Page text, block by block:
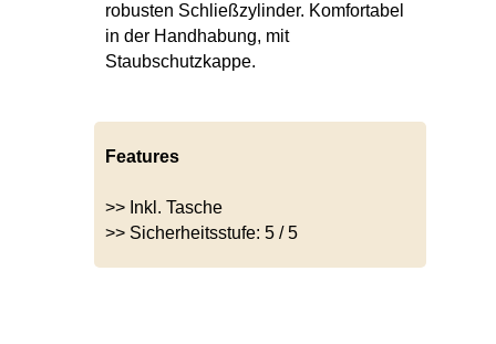
robusten Schließzylinder. Komfortabel
in der Handhabung, mit
Staubschutzkappe.
Features
>> Inkl. Tasche
>> Sicherheitsstufe: 5 / 5